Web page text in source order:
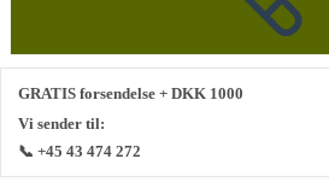
GRATIS forsendelse + DKK 1000
Vi sender til:
📞 +45 43 474 272